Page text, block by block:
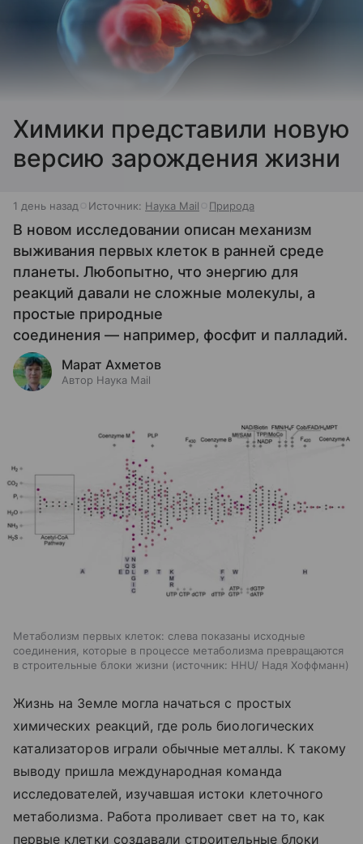
Химики представили новую
версию зарождения жизни
1 день назад Источник: Наука Mail Природа
В новом исследовании описан механизм
выживания первых клеток в ранней среде
планеты. Любопытно, что энергию для
реакций давали не сложные молекулы, а
простые природные
соединения — например, фосфит и палладий.
Марат Ахметов
Автор Наука Mail
Метаболизм первых клеток: слева показаны исходные
соединения, которые в процессе метаболизма превращаются
в строительные блоки жизни
источник: HHU/ Надя Хоффманн
Жизнь на Земле могла начаться с простых
химических реакций, где роль биологических
катализаторов играли обычные металлы. К такому
выводу пришла международная команда
исследователей, изучавшая истоки клеточного
метаболизма. Работа проливает свет на то, как
первые клетки создавали строительные блоки